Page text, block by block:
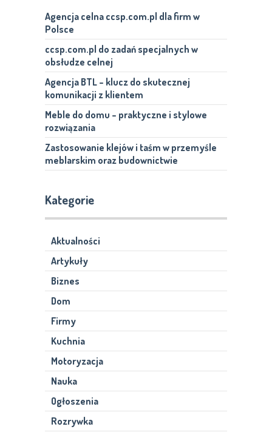
Agencja celna ccsp.com.pl dla firm w
Polsce
ccsp.com.pl do zadań specjalnych w
obsłudze celnej
Agencja BTL – klucz do skutecznej
komunikacji z klientem
Meble do domu – praktyczne i stylowe
rozwiązania
Zastosowanie klejów i taśm w przemyśle
meblarskim oraz budownictwie
Kategorie
Aktualności
Artykuły
Biznes
Dom
Firmy
Kuchnia
Motoryzacja
Nauka
Ogłoszenia
Rozrywka